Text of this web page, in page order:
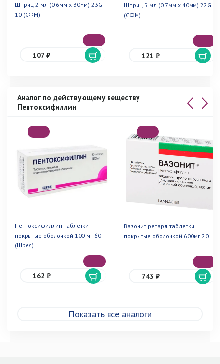
Шприц 2 мл (0.6мм х 30мм) 23G
10 (СФМ)
107 ₽
Шприц 5 мл (0.7мм х 40мм) 22G 10
(СФМ)
121 ₽
Аналог по действующему веществу
Пентоксифиллин
Пентоксифиллин таблетки
покрытые оболочкой 100 мг 60
(Шрея)
162 ₽
Вазонит ретард таблетки
покрытые оболочкой 600мг 20
743 ₽
Показать все аналоги